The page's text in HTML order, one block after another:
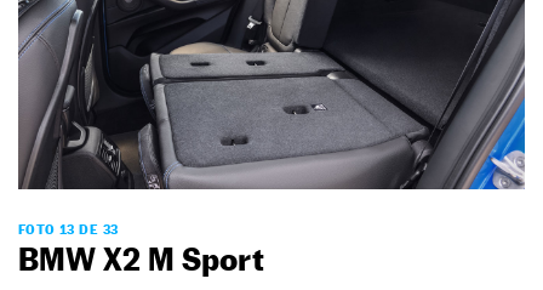
FOTO 13 DE 33
BMW X2 M Sport